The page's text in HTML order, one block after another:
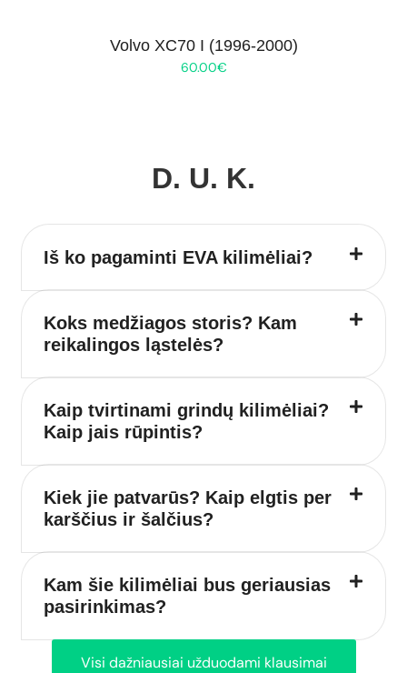
Volvo XC70 I (1996-2000)
60.00€
D. U. K.
Iš ko pagaminti EVA kilimėliai?
Koks medžiagos storis? Kam
reikalingos ląstelės?
Kaip tvirtinami grindų kilimėliai?
Kaip jais rūpintis?
Kiek jie patvarūs? Kaip elgtis per
karščius ir šalčius?
Kam šie kilimėliai bus geriausias
pasirinkimas?
Visi dažniausiai užduodami klausimai